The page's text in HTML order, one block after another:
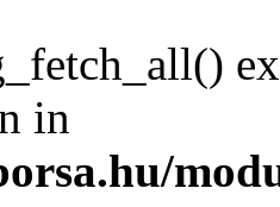
in